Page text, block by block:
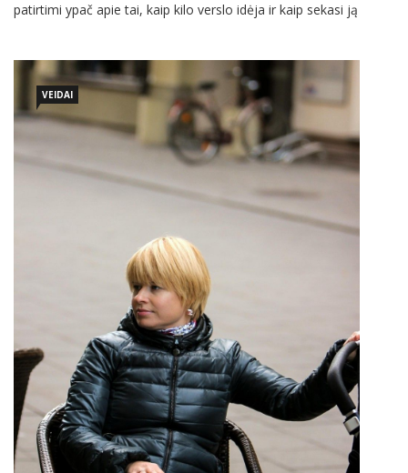
patirtimi ypač apie tai, kaip kilo verslo idėja ir kaip sekasi ją
rutinos: kai gimė pirmagimis, […]
VEIDAI